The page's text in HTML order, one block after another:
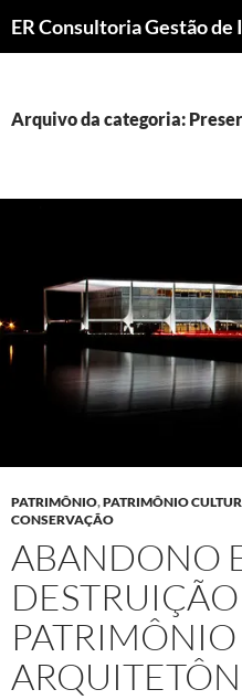
CONTEÚDO
Arquivo da categoria:
PATRIMÔNIO,PATRIMÔNIO
CONSERVAÇÃO
ABANDONO